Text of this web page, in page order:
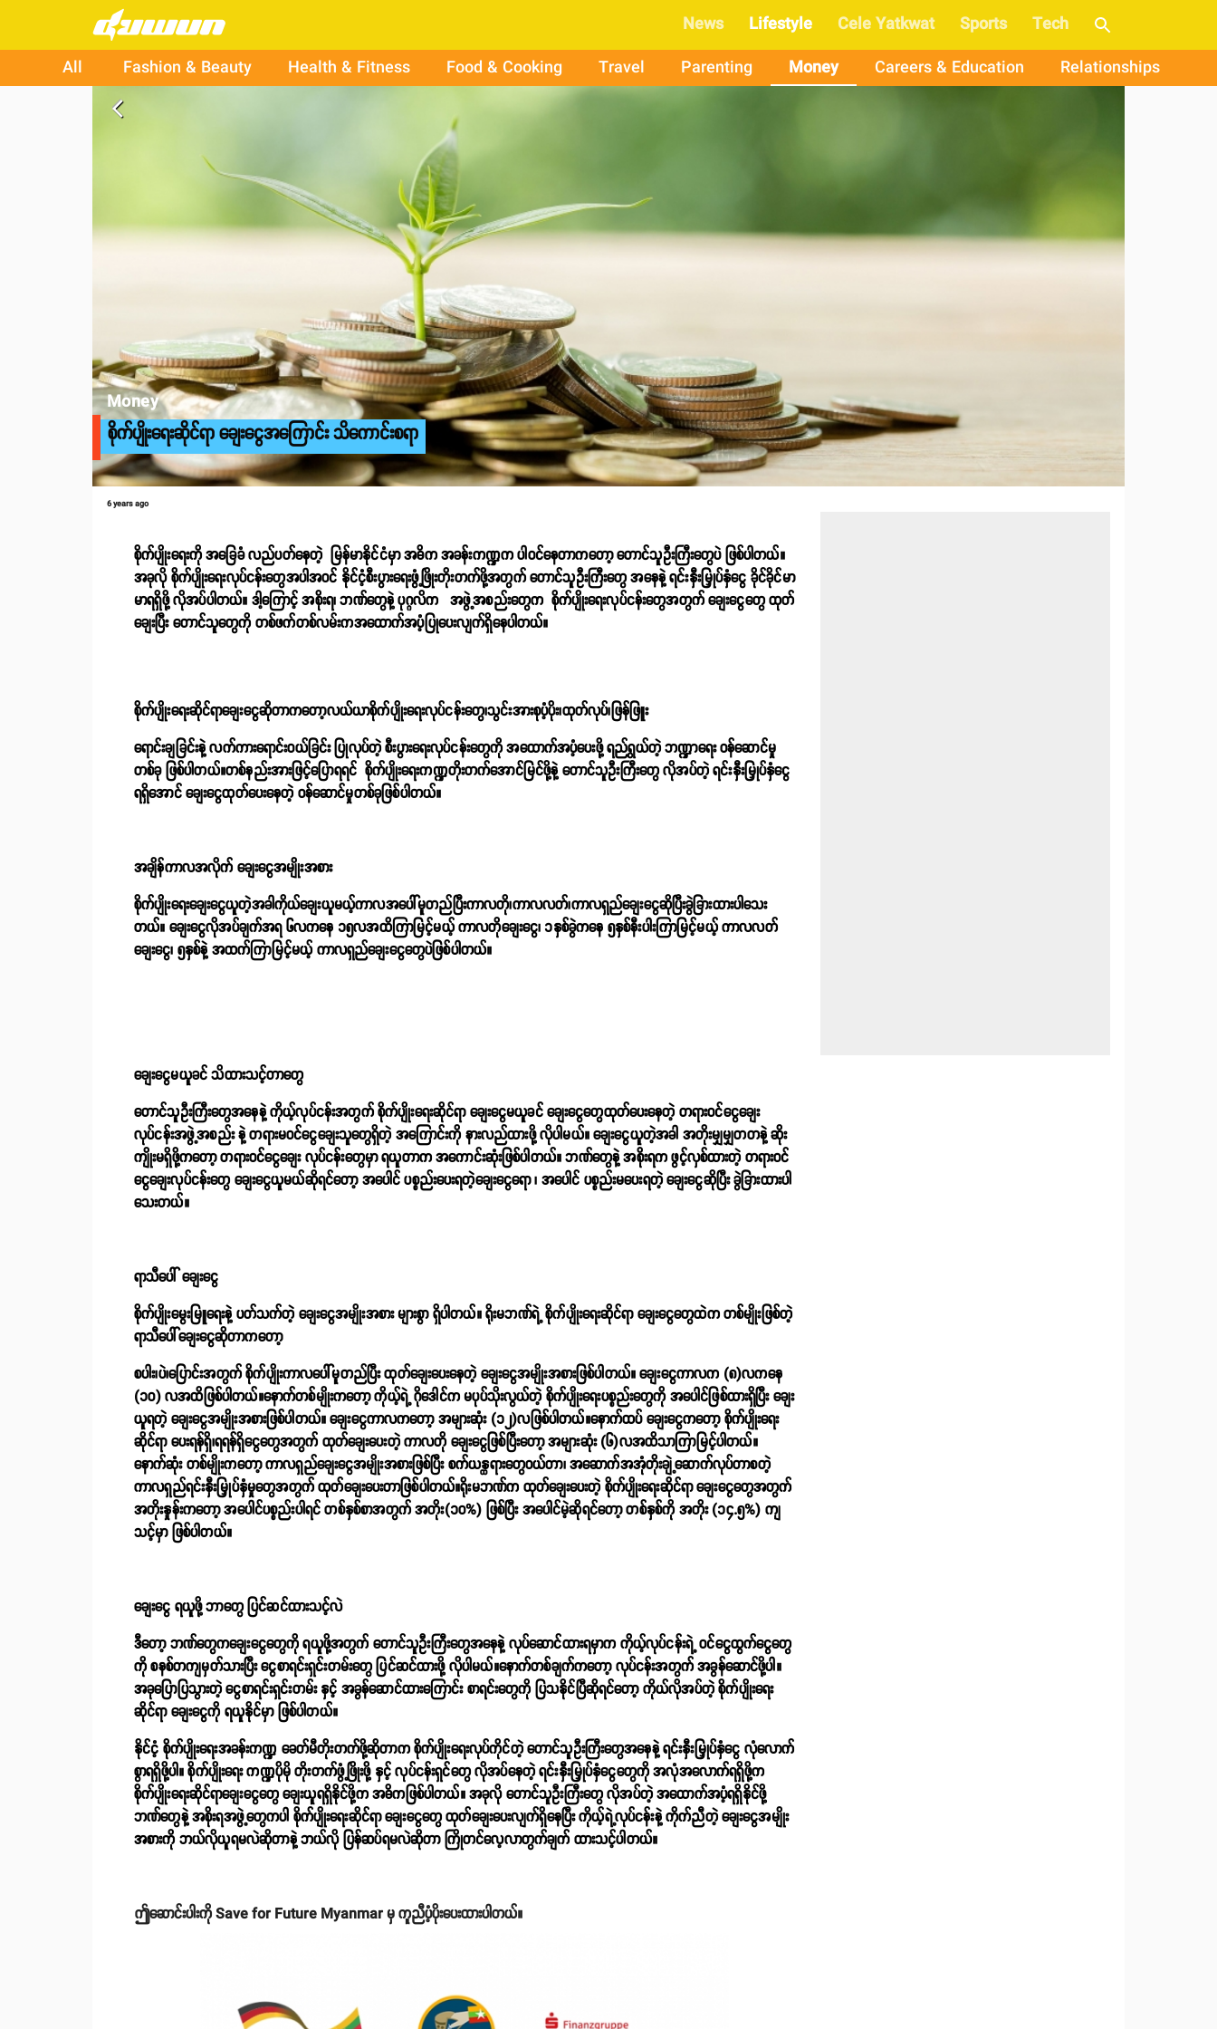
News Lifestyle Cele Yatkwat Sports
Tech
All
Fashion & Beauty Health & Fitness Food & Cooking Travel Parenting Money Careers & Education Relationships
arrow_back_ios
Money
စိုက်ပျိုးရေးဆိုင်ရာ ချေးငွေအကြောင်း သိကောင်းစရာ
6 years ago
စိုက်ပျိုးရေးကို အခြေခံ လည်ပတ်နေတဲ့ မြန်မာနိုင်ငံမှာ အဓိက အခန်းကဏ္ဍက ပါဝင်နေတာကတော့ တောင်သူဦးကြီးတွေပဲ ဖြစ်ပါတယ်။
အခုလို စိုက်ပျိုးရေးလုပ်ငန်းတွေအပါအဝင် နိုင်ငံ့စီးပွားရေးဖွံ့ဖြိုးတိုးတက်ဖို့အတွက် တောင်သူဦးကြီးတွေ အနေနဲ့ ရင်းနှီးမြှုပ်နှံငွေ ခိုင်ခိုင်မာ
မာရရှိဖို့ လိုအပ်ပါတယ်။ ဒါ့ကြောင့် အစိုးရ၊ ဘဏ်တွေနဲ့ ပုဂ္ဂလိက အဖွဲ့အစည်းတွေက စိုက်ပျိုးရေးလုပ်ငန်းတွေအတွက် ချေးငွေတွေ ထုတ်
ချေးပြီး တောင်သူတွေကို တစ်ဖက်တစ်လမ်းကအထောက်အပံ့ပြုပေးလျက်ရှိနေပါတယ်။
စိုက်ပျိုးရေးဆိုင်ရာချေးငွေဆိုတာကတော့လယ်ယာစိုက်ပျိုးရေးလုပ်ငန်းတွေ၊သွင်းအားစုပံ့ပိုး၊ထုတ်လုပ်၊ဖြန်ဖြူး
ရောင်းချခြင်းနဲ့ လက်ကားရောင်းဝယ်ခြင်း ပြုလုပ်တဲ့ စီးပွားရေးလုပ်ငန်းတွေကို အထောက်အပံ့ပေးဖို့ ရည်ရွယ်တဲ့ ဘဏ္ဍာရေး ဝန်ဆောင်မှု
တစ်ခု ဖြစ်ပါတယ်။တစ်နည်းအားဖြင့်ပြောရရင် စိုက်ပျိုးရေးကဏ္ဍတိုးတက်အောင်မြင်ဖို့နဲ့ တောင်သူဦးကြီးတွေ လိုအပ်တဲ့ ရင်းနှီးမြှုပ်နှံငွေ
ရရှိအောင် ချေးငွေထုတ်ပေးနေတဲ့ ဝန်ဆောင်မှုတစ်ခုဖြစ်ပါတယ်။
အချိန်ကာလအလိုက် ချေးငွေအမျိုးအစား
စိုက်ပျိုးရေးချေးငွေယူတဲ့အခါကိုယ်ချေးယူမယ့်ကာလအပေါ်မူတည်ပြီးကာလတို၊ကာလလတ်၊ကာလရှည်ချေးငွေဆိုပြီးခွဲခြားထားပါသေး
တယ်။ ချေးငွေလိုအပ်ချက်အရ ၆လကနေ ၁၅လအထိကြာမြင့်မယ့် ကာလတိုချေးငွေ၊ ၁နှစ်ခွဲကနေ ၅နှစ်နီးပါးကြာမြင့်မယ့် ကာလလတ်
ချေးငွေ၊ ၅နှစ်နဲ့ အထက်ကြာမြင့်မယ့် ကာလရှည်ချေးငွေတွေပဲဖြစ်ပါတယ်။
ချေးငွေမယူခင် သိထားသင့်တာတွေ
တောင်သူဦးကြီးတွေအနေနဲ့ ကိုယ့်လုပ်ငန်းအတွက် စိုက်ပျိုးရေးဆိုင်ရာ ချေးငွေမယူခင် ချေးငွေတွေထုတ်ပေးနေတဲ့ တရားဝင်ငွေချေး
လုပ်ငန်းအဖွဲ့အစည်း နဲ့ တရားမဝင်ငွေချေးသူတွေရှိတဲ့ အကြောင်းကို နားလည်ထားဖို့ လိုပါမယ်။ ချေးငွေယူတဲ့အခါ အတိုးမျှမျှတတနဲ့ ဆိုး
ကျိုးမရှိဖို့ကတော့ တရားဝင်ငွေချေး လုပ်ငန်းတွေမှာ ရယူတာက အကောင်းဆုံးဖြစ်ပါတယ်။ ဘဏ်တွေနဲ့ အစိုးရက ဖွင့်လှစ်ထားတဲ့ တရားဝင်
ငွေချေးလုပ်ငန်းတွေ ချေးငွေယူမယ်ဆိုရင်တော့ အပေါင် ပစ္စည်းပေးရတဲ့ချေးငွေရော ၊ အပေါင် ပစ္စည်းမပေးရတဲ့ ချေးငွေဆိုပြီး ခွဲခြားထားပါ
သေးတယ်။
ရာသီပေါ် ချေးငွေ
စိုက်ပျိုးမွေးမြူရေးနဲ့ ပတ်သက်တဲ့ ချေးငွေအမျိုးအစား များစွာ ရှိပါတယ်။ ရိုးမဘဏ်ရဲ့ စိုက်ပျိုးရေးဆိုင်ရာ ချေးငွေတွေထဲက တစ်မျိုးဖြစ်တဲ့
ရာသီပေါ်ချေးငွေဆိုတာကတော့
စပါး၊ပဲ၊ပြောင်းအတွက် စိုက်ပျိုးကာလပေါ်မူတည်ပြီး ထုတ်ချေးပေးနေတဲ့ ချေးငွေအမျိုးအစားဖြစ်ပါတယ်။ ချေးငွေကာလက (၈)လကနေ
(၁၀) လအထိဖြစ်ပါတယ်။နောက်တစ်မျိုးကတော့ ကိုယ့်ရဲ့ ဂိုဒေါင်က မပုပ်သိုးလွယ်တဲ့ စိုက်ပျိုးရေးပစ္စည်းတွေကို အပေါင်ဖြစ်ထားရှိပြီး ချေး
ယူရတဲ့ ချေးငွေအမျိုးအစားဖြစ်ပါတယ်။ ချေးငွေကာလကတော့ အများဆုံး (၁၂)လဖြစ်ပါတယ်။နောက်ထပ် ချေးငွေကတော့ စိုက်ပျိုးရေး
ဆိုင်ရာ ပေးရန်ရှိ၊ရရန်ရှိငွေတွေအတွက် ထုတ်ချေးပေးတဲ့ ကာလတို ချေးငွေဖြစ်ပြီးတော့ အများဆုံး (၆)လအထိသာကြာမြင့်ပါတယ်။
နောက်ဆုံး တစ်မျိုးကတော့ ကာလရှည်ချေးငွေအမျိုးအစားဖြစ်ပြီး စက်ယန္ထရားတွေဝယ်တာ၊ အဆောက်အအုံတိုးချဲ့ဆောက်လုပ်တာစတဲ့
ကာလရှည်ရင်းနှီးမြှုပ်နှံမှုတွေအတွက် ထုတ်ချေးပေးတာဖြစ်ပါတယ်။ရိုးမဘဏ်က ထုတ်ချေးပေးတဲ့ စိုက်ပျိုးရေးဆိုင်ရာ ချေးငွေတွေအတွက်
အတိုးနှုန်းကတော့ အပေါင်ပစ္စည်းပါရင် တစ်နှစ်စာအတွက် အတိုး(၁၀%) ဖြစ်ပြီး အပေါင်မဲ့ဆိုရင်တော့ တစ်နှစ်ကို အတိုး (၁၄.၅%) ကျ
သင့်မှာ ဖြစ်ပါတယ်။
ချေးငွေ ရယူဖို့ ဘာတွေ ပြင်ဆင်ထားသင့်လဲ
ဒီတော့ ဘဏ်တွေကချေးငွေတွေကို ရယူဖို့အတွက် တောင်သူဦးကြီးတွေအနေနဲ့ လုပ်ဆောင်ထားရမှာက ကိုယ့်လုပ်ငန်းရဲ့ ဝင်ငွေထွက်ငွေတွေ
ကို စနစ်တကျမှတ်သားပြီး ငွေစာရင်းရှင်းတမ်းတွေ ပြင်ဆင်ထားဖို့ လိုပါမယ်။နောက်တစ်ချက်ကတော့ လုပ်ငန်းအတွက် အခွန်ဆောင်ဖို့ပါ။
အခုပြောပြသွားတဲ့ ငွေစာရင်းရှင်းတမ်း နှင့် အခွန်ဆောင်ထားကြောင်း စာရင်းတွေကို ပြသနိုင်ပြီဆိုရင်တော့ ကိုယ်လိုအပ်တဲ့ စိုက်ပျိုးရေး
ဆိုင်ရာ ချေးငွေကို ရယူနိုင်မှာ ဖြစ်ပါတယ်။
နိုင်ငံ့ စိုက်ပျိုးရေးအခန်းကဏ္ဍ ခေတ်မီတိုးတက်ဖို့ဆိုတာက စိုက်ပျိုးရေးလုပ်ကိုင်တဲ့ တောင်သူဦးကြီးတွေအနေနဲ့ ရင်းနှီးမြှုပ်နှံငွေ လုံလောက်
စွာရရှိဖို့ပါ။ စိုက်ပျိုးရေး ကဏ္ဍပိုမို တိုးတက်ဖွံ့ဖြိုးဖို့ နှင့် လုပ်ငန်းရှင်တွေ လိုအပ်နေတဲ့ ရင်းနှီးမြှုပ်နှံငွေတွေကို အလုံအလောက်ရရှိဖို့က
စိုက်ပျိုးရေးဆိုင်ရာချေးငွေတွေ ချေးယူရရှိနိုင်ဖို့က အဓိကဖြစ်ပါတယ်။ အခုလို တောင်သူဦးကြီးတွေ လိုအပ်တဲ့ အထောက်အပံ့ရရှိနိုင်ဖို့
ဘဏ်တွေနဲ့ အစိုးရအဖွဲ့တွေကပါ စိုက်ပျိုးရေးဆိုင်ရာ ချေးငွေတွေ ထုတ်ချေးပေးလျက်ရှိနေပြီး ကိုယ့်ရဲ့လုပ်ငန်းနဲ့ ကိုက်ညီတဲ့ ချေးငွေအမျိုး
အစားကို ဘယ်လိုယူရမလဲဆိုတာနဲ့ ဘယ်လို ပြန်ဆပ်ရမလဲဆိုတာ ကြိုတင်လေ့လာတွက်ချက် ထားသင့်ပါတယ်။
ဤဆောင်းပါးကို Save for Future Myanmar မှ ကူညီပံ့ပိုးပေးထားပါတယ်။